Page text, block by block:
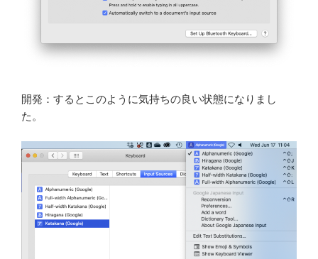
開発：するとこのように気持ちの良い状態になりまし
た。